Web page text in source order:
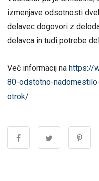
izmenjave odsotnosti
delavec dogovori z
delavca in tudi potrebe
Več informacij na https://
80-odstotno-
otrok/